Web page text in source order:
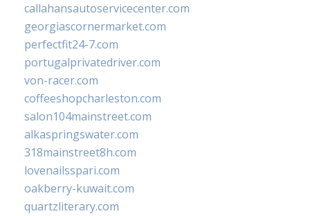
callahansautoservicecenter.com
georgiascornermarket.com
perfectfit24-7.com
portugalprivatedriver.com
von-racer.com
coffeeshopcharleston.com
salon104mainstreet.com
alkaspringswater.com
318mainstreet8h.com
lovenailsspari.com
oakberry-kuwait.com
quartzliterary.com